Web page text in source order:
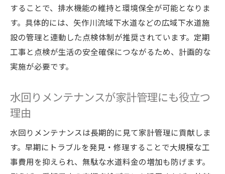
することで、排水機能の維持と環境保全が可能となりま
す。具体的には、矢作川流域下水道などの広域下水道施
設の管理と連動した点検体制が推奨されています。定期
工事と点検が生活の安全確保につながるため、計画的な
実施が必要です。
水回りメンテナンスが家計管理にも役立つ
理由
水回りメンテナンスは長期的に見て家計管理に貢献しま
す。早期にトラブルを発見・修理することで大規模な工
事費用を抑えられ、無駄な水道料金の増加も防げます。